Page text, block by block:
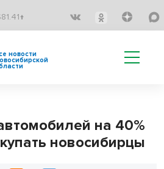
новости
на 40%
новосибирцы